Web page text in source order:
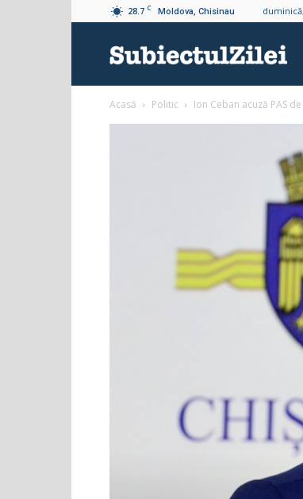
28.7 C Moldova, Chisinau
Acasă Politic Ion Ceban acuză PAS